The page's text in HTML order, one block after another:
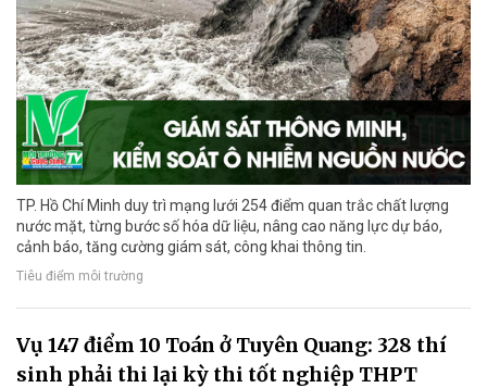
TP. Hồ Chí Minh duy trì mạng lưới 254 điểm quan trắc chất lượng
nước mặt, từng bước số hóa dữ liệu, nâng cao năng lực dự báo,
cảnh báo, tăng cường giám sát, công khai thông tin.
Tiêu điểm môi trường
Vụ 147 điểm 10 Toán ở Tuyên Quang: 328 thí
sinh phải thi lại kỳ thi tốt nghiệp THPT